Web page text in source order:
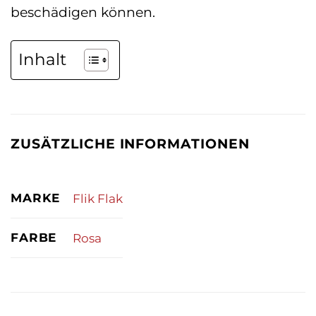
beschädigen können.
Inhalt
ZUSÄTZLICHE INFORMATIONEN
MARKE Flik Flak
FARBE Rosa